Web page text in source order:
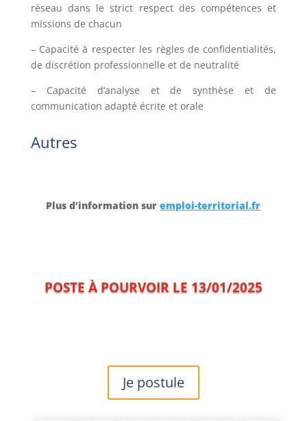
réseau dans le strict respect des compétences et
missions de chacun
– Capacité à respecter les règles de confidentialités,
de discrétion professionnelle et de neutralité
– Capacité d’analyse et de synthèse et de
communication adapté écrite et orale
Autres
Plus d’information suremploi-territorial.fr
POSTE À POURVOIR LE 13/01/2025
Je postule